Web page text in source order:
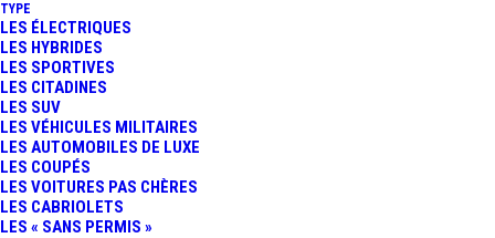
TYPE
LES ÉLECTRIQUES
LES HYBRIDES
LES SPORTIVES
LES CITADINES
LES SUV
LES VÉHICULES MILITAIRES
LES AUTOMOBILES DE LUXE
LES COUPÉS
LES VOITURES PAS CHÈRES
LES CABRIOLETS
LES « SANS PERMIS »